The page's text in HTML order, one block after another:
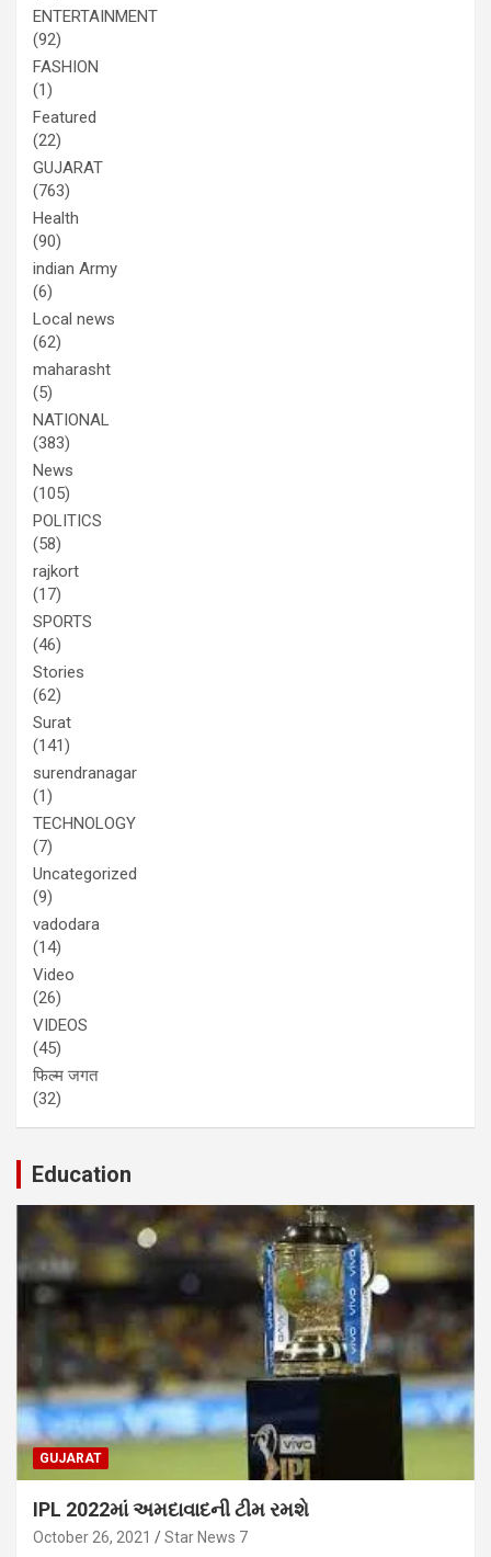
ENTERTAINMENT
(92)
FASHION
(1)
Featured
(22)
GUJARAT
(763)
Health
(90)
indian Army
(6)
Local news
(62)
maharasht
(5)
NATIONAL
(383)
News
(105)
POLITICS
(58)
rajkort
(17)
SPORTS
(46)
Stories
(62)
Surat
(141)
surendranagar
(1)
TECHNOLOGY
(7)
Uncategorized
(9)
vadodara
(14)
Video
(26)
VIDEOS
(45)
फिल्म जगत
(32)
Education
GUJARAT
IPL 2022માં અમદાવાદની ટીમ રમશે
October 26, 2021 Star News 7